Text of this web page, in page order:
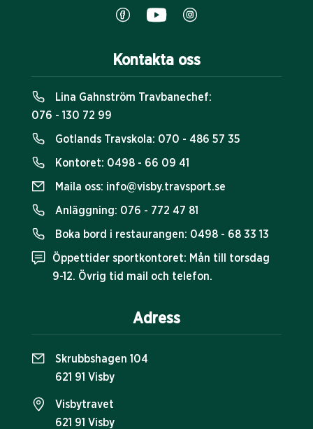
Kontakta oss
Lina Gahnström Travbanechef:
076 - 130 72 99
Gotlands Travskola: 070 - 486 57 35
Kontoret: 0498 - 66 09 41
Maila oss: info@visby.travsport.se
Anläggning: 076 - 772 47 81
Boka bord i restaurangen: 0498 - 68 33 13
Öppettider sportkontoret: Mån till torsdag
9-12. Övrig tid mail och telefon.
Adress
Skrubbshagen 104
621 91 Visby
Visbytravet
621 91 Visby